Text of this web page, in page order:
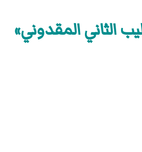
الثاني المقدوني»